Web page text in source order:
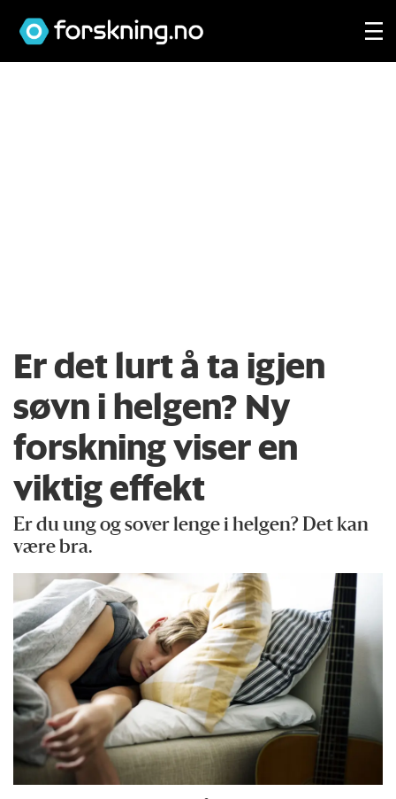
Er det lurt å ta igjen
søvn i helgen? Ny
forskning viser en
viktig effekt
Er du ung og sover lenge i helgen? Det kan
være bra.